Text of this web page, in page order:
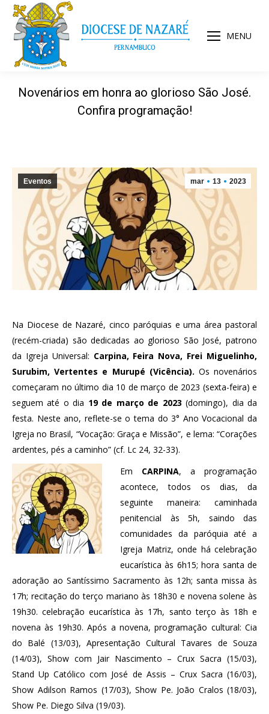
MENU
Novenários em honra ao glorioso São José.
Confira programação!
mar 13 2023
Eventos
Na Diocese de Nazaré, cinco paróquias e uma área pastoral
(recém-criada) são dedicadas ao glorioso São José, patrono
da Igreja Universal: Carpina, Feira Nova, Frei Miguelinho,
Surubim, Vertentes e Murupé (Vicência). Os novenários
começaram no último dia 10 de março de 2023 (sexta-feira) e
seguem até o dia 19 de março de 2023 (domingo), dia da
festa. Neste ano, reflete-se o tema do 3° Ano Vocacional da
Igreja no Brasil, “Vocação: Graça e Missão”, e lema: “Corações
ardentes, pés a caminho” (cf. Lc 24, 32-33).
Em CARPINA, a programação
acontece, todos os dias, da
seguinte maneira: caminhada
penitencial às 5h, saindo das
comunidades da paróquia até a
Igreja Matriz, onde há celebração
eucarística às 6h15; hora santa de
adoração ao Santíssimo Sacramento às 12h; santa missa às
17h; recitação do terço mariano às 18h30 e novena solene às
19h30. celebração eucarística às 17h, santo terço às 18h e
novena às 19h30. Após a novena, programação cultural: Cia
do Balé (13/03), Apresentação Cultural Tavares de Souza
(14/03), Show com Jair Nascimento – Crux Sacra (15/03),
Stand Up Católico com José de Assis – Crux Sacra (16/03),
Show Adilson Ramos (17/03), Show Pe. João Cralos (18/03),
Show Pe. Diego Silva (19/03).